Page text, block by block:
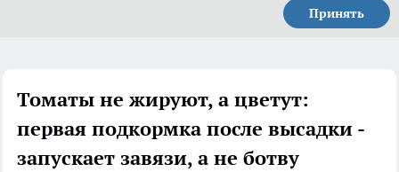
Принять
Томаты не жируют, а цветут:
первая подкормка после высадки -
запускает завязи, а не ботву